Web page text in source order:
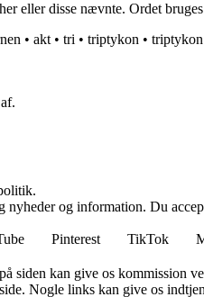
eller disse nævnte. Ordet
• akt • tri • triptykon • triptykon
nyheder og information. Du
Pinterest TikTok
siden kan give os kommission
Nogle links kan give os